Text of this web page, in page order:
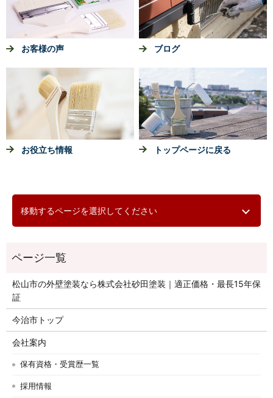
お客様の声 ブログ
お役立ち情報 トップページに戻る
移動するページを選択してください
松山市の外壁塗装なら株式会社砂田塗装｜適正価格・最長15年保
証
今治市トップ
会社案内
保有資格・受賞歴一覧
採用情報